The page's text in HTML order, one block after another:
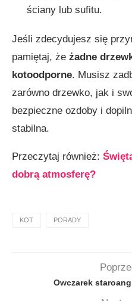
ściany lub sufitu.
Jeśli zdecydujesz się
pamiętaj, że żadne
kotoodporne. Musisz
zarówno drzewko, jak i
bezpieczne ozdoby i
stabilna.
Przeczytaj również:
dobrą atmosferę?
KOT PORADY
Owczarek